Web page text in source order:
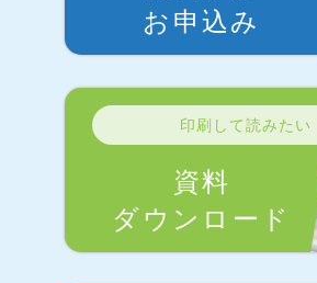
お申込み
印刷して読みたい
資料
ダウンロード